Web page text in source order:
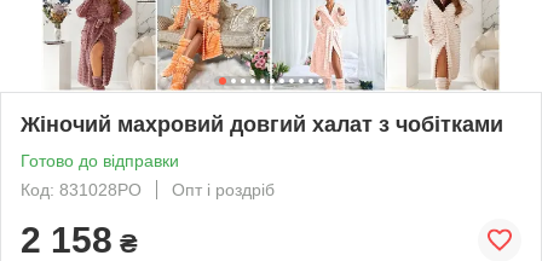
Жіночий махровий довгий халат з чобітками
Готово до відправки
Код: 831028РО
Опт і роздріб
2 158 ₴